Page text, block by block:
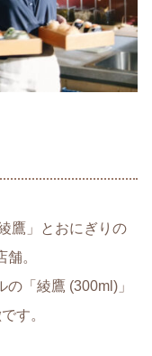
鷹」とおにぎりの
。
「綾鷹 (300ml)」
す。